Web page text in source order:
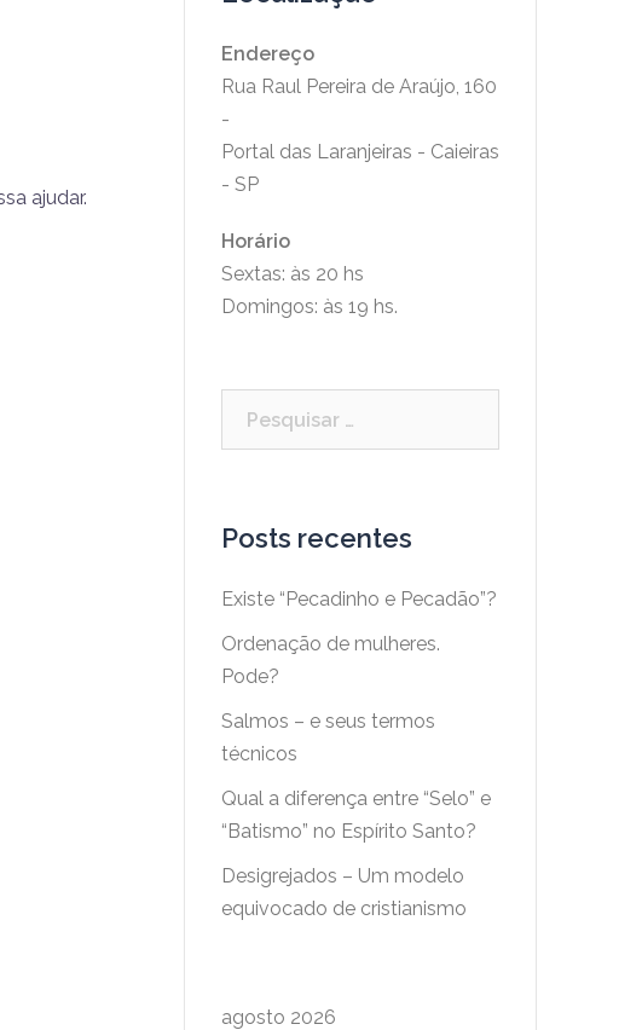
ajudar.
Endereço
Rua Raul Pereira de Araújo, 160
-
Portal das Laranjeiras - Caieiras
- SP
Horário
Sextas: às 20 hs
Domingos: às 19 hs.
Posts recentes
Existe “Pecadinho e Pecadão”?
Ordenação de mulheres.
Pode?
Salmos – e seus termos
técnicos
Qual a diferença entre “Selo” e
“Batismo” no Espírito Santo?
Desigrejados – Um modelo
equivocado de cristianismo
agosto 2026